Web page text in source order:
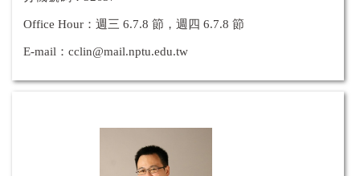
Office Hour： 週三 6.7.8 節，週四 6.7.8 節
E-mail： cclin@mail.nptu.edu.tw